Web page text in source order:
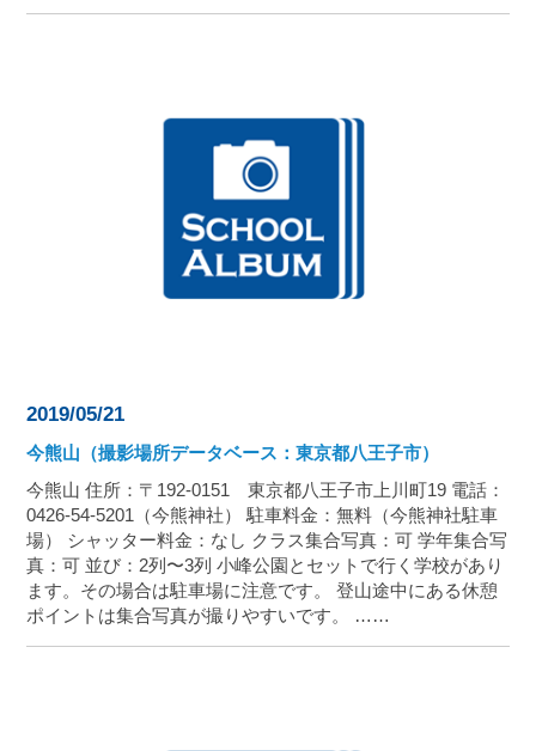
2019/05/21
今熊山（撮影場所データベース：東京都八王子市）
今熊山 住所：〒192-0151 東京都八王子市上川町19 電話：
0426-54-5201（今熊神社） 駐車料金：無料（今熊神社駐車
場） シャッター料金：なし クラス集合写真：可 学年集合写
真：可 並び：2列〜3列 小峰公園とセットで行く学校があり
ます。その場合は駐車場に注意です。 登山途中にある休憩
ポイントは集合写真が撮りやすいです。 ……